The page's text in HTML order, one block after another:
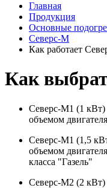
Главная
Продукция
Основные
Северс-М
Как работает
Как
Северс-М1 (1 кВт)
объемом
Северс-М1 (1,5
объемом
класса "Газель"
Северс-М2 (2 кВт)